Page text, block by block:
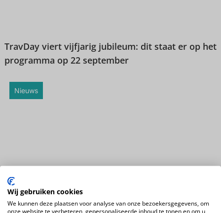
TravDay viert vijfjarig jubileum: dit staat er op het
programma op 22 september
Nieuws
Nordic haalt het magische Noorden naar het
Vakantie Festival
Wij gebruiken cookies
We kunnen deze plaatsen voor analyse van onze bezoekersgegevens, om
onze website te verbeteren, gepersonaliseerde inhoud te tonen en om u